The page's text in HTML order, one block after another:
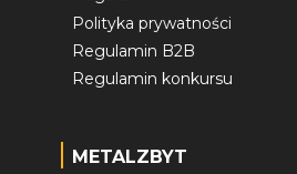
Polityka prywatności
Regulamin B2B
Regulamin konkursu
METALZBYT